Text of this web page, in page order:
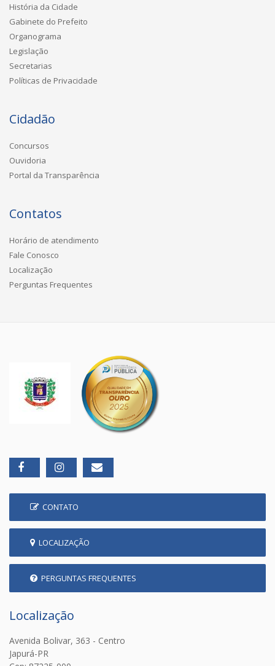
História da Cidade
Gabinete do Prefeito
Organograma
Legislação
Secretarias
Políticas de Privacidade
Cidadão
Concursos
Ouvidoria
Portal da Transparência
Contatos
Horário de atendimento
Fale Conosco
Localização
Perguntas Frequentes
CONTATO
LOCALIZAÇÃO
PERGUNTAS FREQUENTES
Localização
Avenida Bolivar, 363 - Centro
Japurá-PR